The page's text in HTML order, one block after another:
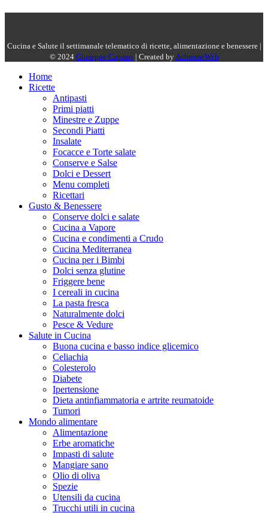
Cucina e Salute il settimanale telematico di ricette, alimentazione e benessere |
© 2024 Giuseppe Capano | Created byAchromeWeb
Home
Ricette
Antipasti
Primi piatti
Minestre e Zuppe
Secondi Piatti
Insalate
Focacce e Torte salate
Conserve e Salse
Dolci e Dessert
Menu completi
Ricettari
Gusto & Benessere
Conserve dolci e salate
Cucina a Vapore
Cucina e condimenti a Crudo
Cucina Mediterranea
Cucina per i Bimbi
Dolci senza glutine
Friggere bene
I cereali in cucina
La pasta fresca
Naturalmente dolci
Pesce & Vedure
Salute in Cucina
Buona cucina e basso indice glicemico
Celiachia
Colesterolo
Diabete
Ipertensione
Dieta antinfiammatoria e artrite reumatoide
Tumori
Mondo alimentare
Alimentazione
Erbe aromatiche
Impasti di salute
Mangiare sano
Olio di oliva
Spezie
Utensili da cucina
Trucchi utili in cucina